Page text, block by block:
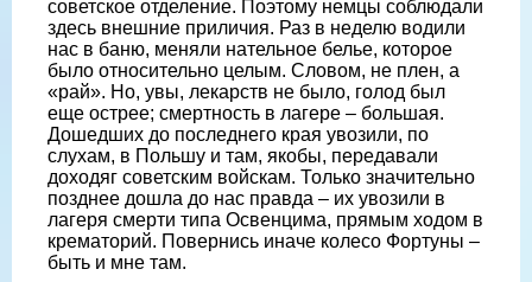
советское отделение. Поэтому немцы соблюдали
здесь внешние приличия. Раз в неделю водили
нас в баню, меняли нательное белье, которое
было относительно целым. Словом, не плен, а
«рай». Но, увы, лекарств не было, голод был
еще острее; смертность в лагере – большая.
Дошедших до последнего края увозили, по
слухам, в Польшу и там, якобы, передавали
доходяг советским войскам. Только значительно
позднее дошла до нас правда – их увозили в
лагеря смерти типа Освенцима, прямым ходом в
крематорий. Повернись иначе колесо Фортуны –
быть и мне там.